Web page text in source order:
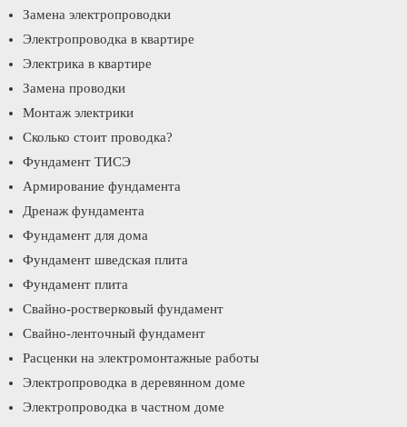
Замена электропроводки
Электропроводка в квартире
Электрика в квартире
Замена проводки
Монтаж электрики
Сколько стоит проводка?
Фундамент ТИСЭ
Армирование фундамента
Дренаж фундамента
Фундамент для дома
Фундамент шведская плита
Фундамент плита
Свайно-ростверковый фундамент
Свайно-ленточный фундамент
Расценки на электромонтажные работы
Электропроводка в деревянном доме
Электропроводка в частном доме